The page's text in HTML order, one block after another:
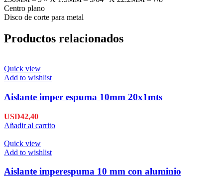
Centro plano
Disco de corte para metal
Productos relacionados
Quick view
Add to wishlist
Aislante imper espuma 10mm 20x1mts
USD42,40
Añadir al carrito
Quick view
Add to wishlist
Aislante imperespuma 10 mm con aluminio